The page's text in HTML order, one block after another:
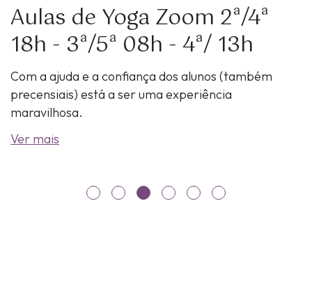
Aulas de Yoga Zoom 2ª/4ª
18h - 3ª/5ª 08h - 4ª/ 13h
Com a ajuda e a confiança dos alunos (também
precensiais) está a ser uma experiência
maravilhosa.
Ver mais